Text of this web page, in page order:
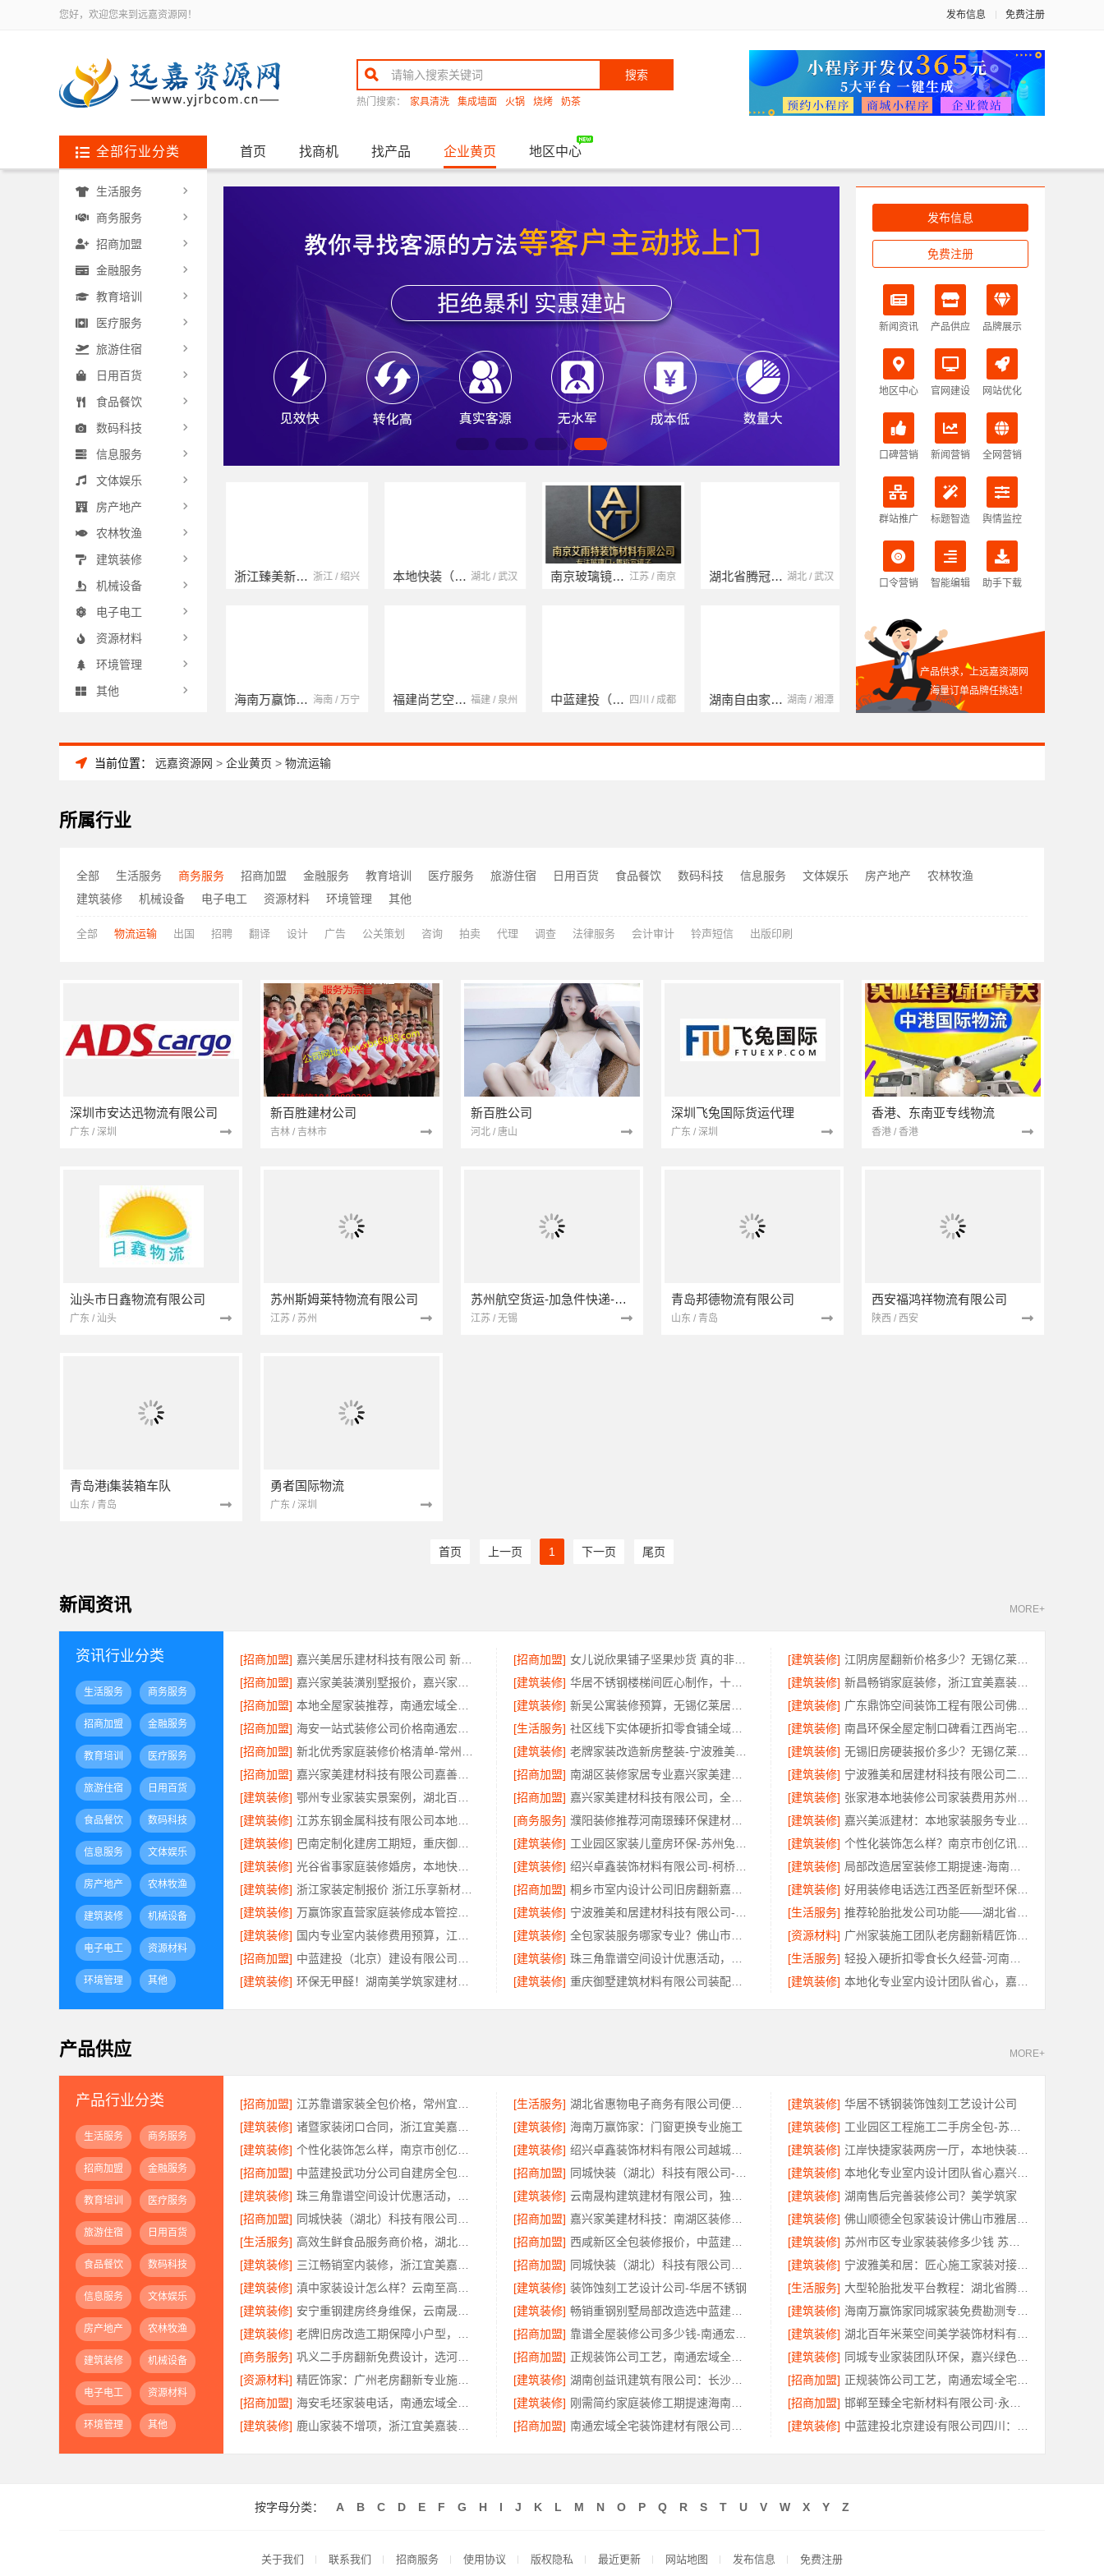
您好，欢迎您来到远嘉资源网！ 发布信息 免费注册
搜索
热门搜索： 家具清洗 集成墙面 火锅 烧烤 奶茶
全部行业分类 首页 找商机 找产品 企业黄页 地区中心
浙江臻美新型建材有限公司 浙江 / 绍兴
海南万赢饰家新型建筑材料有限公司 海南 / 万宁
本地快装（湖北）科技有限公司 湖北 / 武汉
福建尚艺空间新材料科技有限公司 福建 / 泉州
南京玻璃镜子加工厂 江苏 / 南京
中蓝建投（北京）建设有限公司四川第一分公司 四川 / 成都
湖北省腾冠畅实业贸易有限公司 湖北 / 武汉
湖南自由家装饰工程有限公司 湖南 / 湘潭
生活服务
商务服务
招商加盟
金融服务
教育培训
医疗服务
旅游住宿
日用百货
食品餐饮
数码科技
信息服务
文体娱乐
房产地产
农林牧渔
建筑装修
机械设备
电子电工
资源材料
环境管理
其他
发布信息
免费注册
新闻资讯 产品供应 品牌展示
地区中心 官网建设 网站优化
口碑营销 新闻营销 全网营销
群站推广 标题智造 舆情监控
口令营销 智能编辑 助手下载
产品供求，上远嘉资源网
海量订单品牌任挑选！
当前位置： 远嘉资源网 > 企业黄页 > 物流运输
所属行业
全部 生活服务 商务服务 招商加盟 金融服务 教育培训 医疗服务 旅游住宿 日用百货 食品餐饮 数码科技 信息服务 文体娱乐 房产地产
农林牧渔
建筑装修
机械设备 电子电工 资源材料 环境管理 其他
全部 物流运输 出国 招聘 翻译 设计 广告 公关策划 咨询 拍卖 代理 调查 法律服务 会计审计 铃声短信 出版印刷
深圳市安达迅物流有限公司
广东 / 深圳
新百胜建材公司
吉林 / 吉林市
新百胜公司
河北 / 唐山
深圳飞兔国际货运代理
广东 / 深圳
香港、东南亚专线物流
香港 / 香港
汕头市日鑫物流有限公司
广东 / 汕头
苏州斯姆莱特物流有限公司
江苏 / 苏州
苏州航空货运-加急件快递-航空托运-无锡航空物流公司
江苏 / 无锡
青岛邦德物流有限公司
山东 / 青岛
西安福鸿祥物流有限公司
陕西 / 西安
青岛港j集装箱车队
山东 / 青岛
勇者国际物流
广东 / 深圳
首页 上一页 1 下一页 尾页
新闻资讯 MORE+
资讯行业分类
生活服务 商务服务
招商加盟 金融服务
教育培训 医疗服务
旅游住宿 日用百货
食品餐饮 数码科技
信息服务 文体娱乐
房产地产 农林牧渔
建筑装修 机械设备
电子电工 资源材料
环境管理 其他
[招商加盟] [招商加盟] [建筑装修]
江阴房屋翻新价格多少？无锡亿莱居装饰工程材料有限公司为您算清
[招商加盟]
[建筑装修] [建筑装修]
新昌畅销家庭装修，浙江宜美嘉装饰工程有限公司品质保障
[招商加盟]
[建筑装修] [建筑装修]
广东鼎饰空间装饰工程有限公司佛山空间设计优惠活动
[招商加盟]
[生活服务] [建筑装修]
[招商加盟]
[建筑装修] [建筑装修]
无锡旧房硬装报价多少？无锡亿莱居装饰专业透明报价
[招商加盟]
[招商加盟] [建筑装修]
[建筑装修]
[招商加盟] [建筑装修]
[建筑装修]
[商务服务] [建筑装修]
[建筑装修]
[建筑装修] [建筑装修]
[建筑装修]
[建筑装修] [建筑装修]
局部改造居室装修工期提速-海南万赢饰家新型建筑材料有限公司
[建筑装修]
[招商加盟] [建筑装修]
好用装修电话选江西圣匠新型环保材料有限公司
[建筑装修]
[建筑装修] [生活服务]
[建筑装修]
[建筑装修] [资源材料]
广州家装施工团队老房翻新精匠饰家省心
[招商加盟]
[建筑装修] [生活服务]
轻投入硬折扣零食长久经营-河南零百味供应链有限公司
[建筑装修]
[建筑装修] [建筑装修]
产品供应 MORE+
产品行业分类
生活服务 商务服务
招商加盟 金融服务
教育培训 医疗服务
旅游住宿 日用百货
食品餐饮 数码科技
信息服务 文体娱乐
房产地产 农林牧渔
建筑装修 机械设备
电子电工 资源材料
环境管理 其他
[招商加盟] [生活服务] [建筑装修] 华居不锈钢装饰蚀刻工艺设计公司
[建筑装修]
[建筑装修] 海南万赢饰家：门窗更换专业施工 [建筑装修]
工业园区工程施工二手房全包-苏州兔哥哥智装新材料有限公司
[建筑装修]
[建筑装修] [建筑装修]
江岸快捷家装两房一厅，本地快装（湖北）科技有限公司一站式落地服务
[招商加盟]
[招商加盟] [建筑装修]
本地化专业室内设计团队省心嘉兴绿色之家建材科技有限公司
[建筑装修]
[建筑装修] [建筑装修] 湖南售后完善装修公司？美学筑家
[招商加盟]
[招商加盟] [建筑装修]
[生活服务]
[招商加盟] [建筑装修]
苏州市区专业家装装修多少钱 苏州百年豪庭新材料有限公司
[建筑装修]
[招商加盟] [建筑装修]
宁波雅美和居：匠心施工家装对接渠道
[建筑装修]
[建筑装修] 装饰蚀刻工艺设计公司-华居不锈钢 [生活服务]
大型轮胎批发平台教程：湖北省腾冠畅实业贸易有限公司采购指南
[建筑装修]
[建筑装修] [建筑装修]
[建筑装修]
[招商加盟] [建筑装修]
[商务服务]
[招商加盟] [建筑装修]
[资源材料]
[建筑装修] [招商加盟]
[招商加盟]
[建筑装修] [招商加盟]
[建筑装修]
[招商加盟] [建筑装修]
按字母分类： A B C D E F G H I J K L M N O P Q R S T U V W X Y Z
关于我们 联系我们 招商服务 使用协议 版权隐私 最近更新 网站地图 发布信息 免费注册